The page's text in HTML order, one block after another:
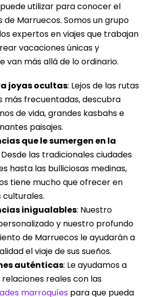
utilizar para conocer el
de Marruecos. Somos un grupo
expertos en viajes que trabajan
vacaciones únicas y
van más allá de lo ordinario.
joyas ocultas: Lejos de las rutas
más frecuentadas, descubra
de vida, grandes kasbahs e
paisajes.
que le sumergen en la
Desde las tradicionales ciudades
hasta las bulliciosas medinas,
tiene mucho que ofrecer en
inigualables: Nuestro
y nuestro profundo
de Marruecos le ayudarán a
el viaje de sus sueños.
auténticas: Le ayudamos a
reales con las
marroquíes para que pueda